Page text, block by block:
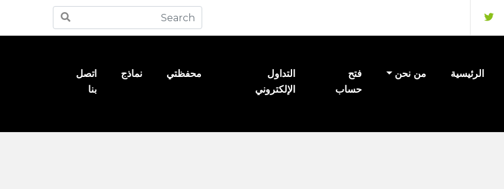
الرئيسية من نحن
فتح
حساب
التداول
الإلكتروني
محفظتي نماذج
اتصل
بنا